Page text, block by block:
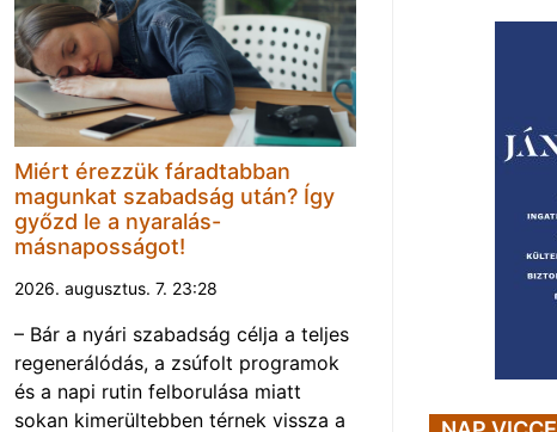
Miért érezzük fáradtabban
magunkat szabadság után? Így
győzd le a nyaralás-
másnaposságot!
2026. augusztus. 7. 23:28
– Bár a nyári szabadság célja a teljes
regenerálódás, a zsúfolt programok
és a napi rutin felborulása miatt
sokan kimerültebben térnek vissza a